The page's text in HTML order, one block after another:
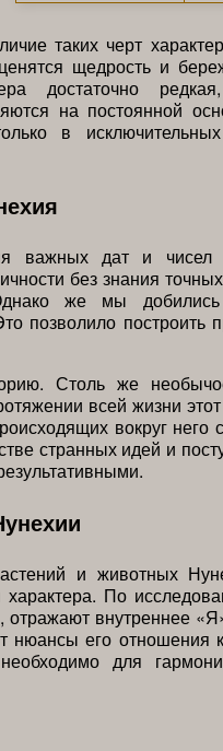
таких черт
щедрость и
достаточно
на постоянной
в
важных дат и чисел
без знания
же мы добились
позволило построить
Столь же
всей жизни
вокруг
странных идей и
и животных
характера. По
внутреннее
нюансы его отношения
для